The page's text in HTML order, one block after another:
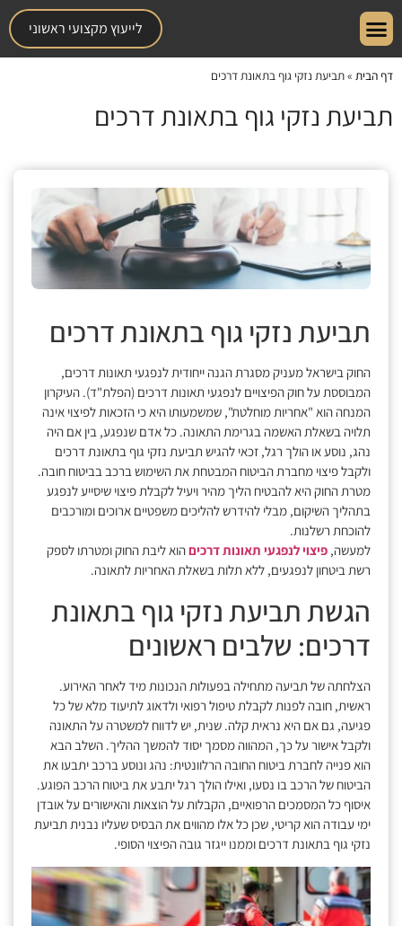
לייעוץ מקצועי ראשוני
דף הבית »תביעת נזקי גוף בתאונת דרכים
תביעת נזקי גוף בתאונת דרכים
תביעת נזקי גוף בתאונת דרכים
החוק בישראל מעניק מסגרת הגנה ייחודית לנפגעי תאונות דרכים,
המבוססת על חוק הפיצויים לנפגעי תאונות דרכים (הפלת"ד). העיקרון
המנחה הוא "אחריות מוחלטת", שמשמעותו היא כי הזכאות לפיצוי אינה
תלויה בשאלת האשמה בגרימת התאונה. כל אדם שנפגע, בין אם היה
נהג, נוסע או הולך רגל, זכאי להגיש תביעת נזקי גוף בתאונת דרכים
ולקבל פיצוי מחברת הביטוח המבטחת את השימוש ברכב בביטוח חובה.
מטרת החוק היא להבטיח הליך מהיר ויעיל לקבלת פיצוי שיסייע לנפגע
בתהליך השיקום, מבלי להידרש להליכים משפטיים ארוכים ומורכבים
להוכחת רשלנות.
למעשה, פיצוי לנפגעי תאונות דרכיםהוא ליבת החוק ומטרתו לספק
רשת ביטחון לנפגעים, ללא תלות בשאלת האחריות לתאונה.
הגשת תביעת נזקי גוף בתאונת
דרכים: שלבים ראשונים
הצלחתה של תביעה מתחילה בפעולות הנכונות מיד לאחר האירוע.
ראשית, חובה לפנות לקבלת טיפול רפואי ולדאוג לתיעוד מלא של כל
פגיעה, גם אם היא נראית קלה. שנית, יש לדווח למשטרה על התאונה
ולקבל אישור על כך, המהווה מסמך יסוד להמשך ההליך. השלב הבא
הוא פנייה לחברת ביטוח החובה הרלוונטית: נהג ונוסע ברכב יתבעו את
הביטוח של הרכב בו נסעו, ואילו הולך רגל יתבע את ביטוח הרכב הפוגע.
איסוף כל המסמכים הרפואיים, הקבלות על הוצאות והאישורים על אובדן
ימי עבודה הוא קריטי, שכן כל אלו מהווים את הבסיס שעליו נבנית תביעת
נזקי גוף בתאונת דרכים וממנו ייגזר גובה הפיצוי הסופי.